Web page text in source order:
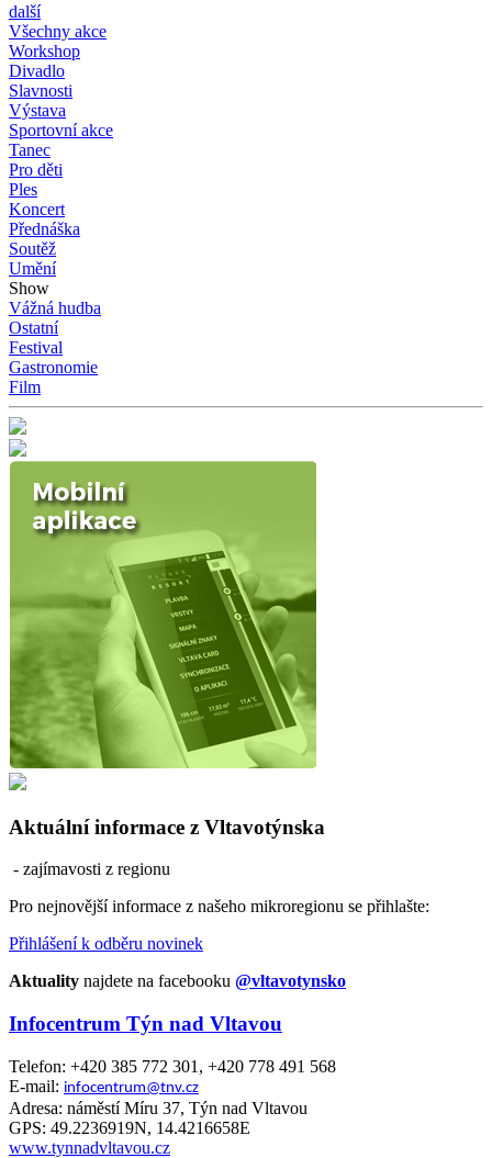
další
Všechny akce
Workshop
Divadlo
Slavnosti
Výstava
Sportovní akce
Tanec
Pro děti
Ples
Koncert
Přednáška
Soutěž
Umění
Show
Vážná hudba
Ostatní
Festival
Gastronomie
Film
Aktuální informace z Vltavotýnska
- zajímavosti z regionu
Pro nejnovější informace z našeho mikroregionu se přihlašte:
Přihlášení k odběru novinek
Aktuality najdete na facebooku @vltavotynsko
Infocentrum Týn nad Vltavou
Telefon: +420 385 772 301, +420 778 491 568
E-mail: infocentrum@tnv.cz
Adresa: náměstí Míru 37, Týn nad Vltavou
GPS: 49.2236919N, 14.4216658E
www.tynnadvltavou.cz